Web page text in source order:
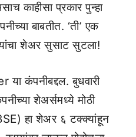
काहीसा प्रकार पुन्हा
बाबतीत. ‘ती’ एक
शेअर सुसाट सुटला!
कंपनीबद्दल. बुधवारी
शेअर्समध्ये मोठी
हा शेअर ६ टक्क्यांहून